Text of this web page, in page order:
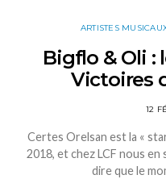
ARTISTES
Bigflo & Oli :
Victoires
12
Certes Orelsan est la «
2018, et chez LCF nous
dire que le